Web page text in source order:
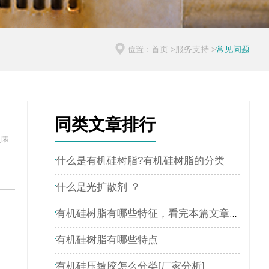
位置： 首页 > 服务支持 >常见问题
表
同类文章排行
什么是有机硅树脂?有机硅树脂的分类
什么是光扩散剂 ？
有机硅树脂有哪些特征，看完本篇文章就了解
有机硅树脂有哪些特点
有机硅压敏胶怎么分类[厂家分析]